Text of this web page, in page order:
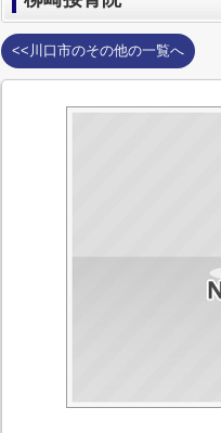
<<川口市のその他の一覧へ